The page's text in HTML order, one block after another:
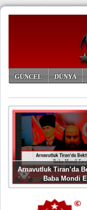
GÜNCEL DÜNYA
Arnavutluk Tiran’da
Baba Mondi